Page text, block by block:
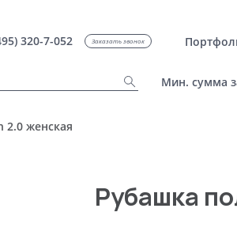
320-7-052 Заказать звонок
Мин. сумма
2.0 женская
Рубашка